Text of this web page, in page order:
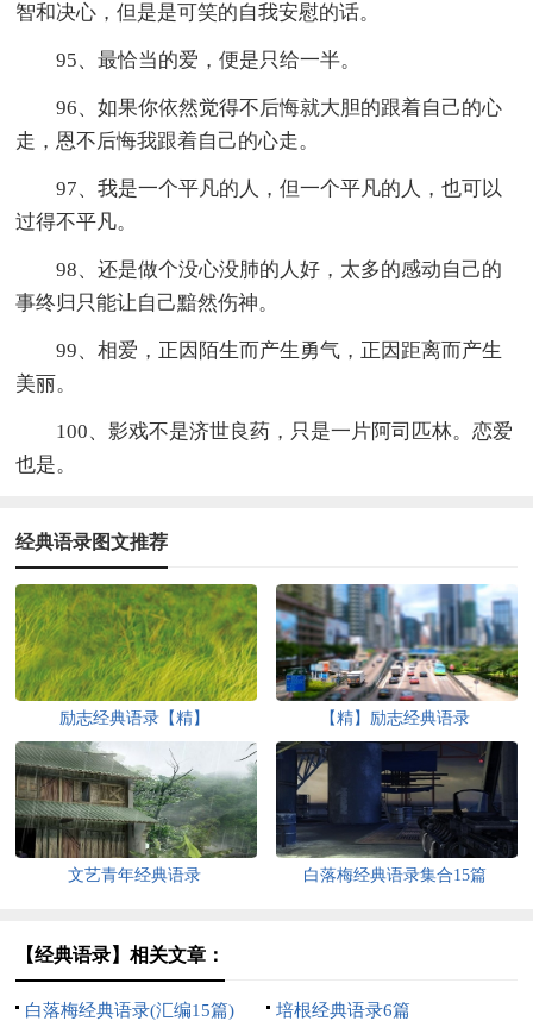
智和决心，但是是可笑的自我安慰的话。
95、最恰当的爱，便是只给一半。
96、如果你依然觉得不后悔就大胆的跟着自己的心
走，恩不后悔我跟着自己的心走。
97、我是一个平凡的人，但一个平凡的人，也可以
过得不平凡。
98、还是做个没心没肺的人好，太多的感动自己的
事终归只能让自己黯然伤神。
99、相爱，正因陌生而产生勇气，正因距离而产生
美丽。
100、影戏不是济世良药，只是一片阿司匹林。恋爱
也是。
经典语录图文推荐
励志经典语录【精】 【精】励志经典语录
文艺青年经典语录 白落梅经典语录集合15篇
【经典语录】相关文章：
白落梅经典语录(汇编15篇) 培根经典语录6篇